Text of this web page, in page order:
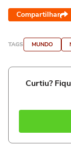
Compartilhar
TAGS MUNDO
Curtiu?